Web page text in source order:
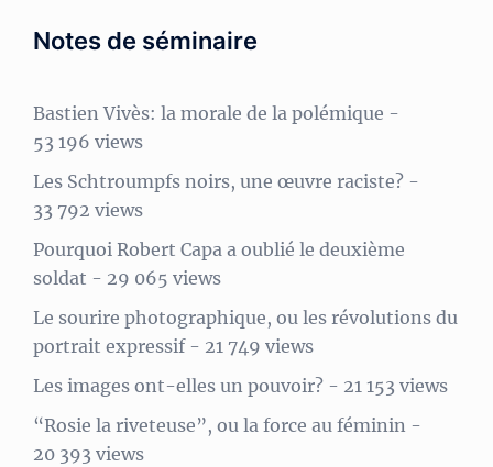
Notes de séminaire
Bastien Vivès: la morale de la polémique -
53 196 views
Les Schtroumpfs noirs, une œuvre raciste? -
33 792 views
Pourquoi Robert Capa a oublié le deuxième
soldat - 29 065 views
Le sourire photographique, ou les révolutions du
portrait expressif- 21 749 views
Les images ont-elles un pouvoir? - 21 153 views
“Rosie la riveteuse”, ou la force au féminin -
20 393 views